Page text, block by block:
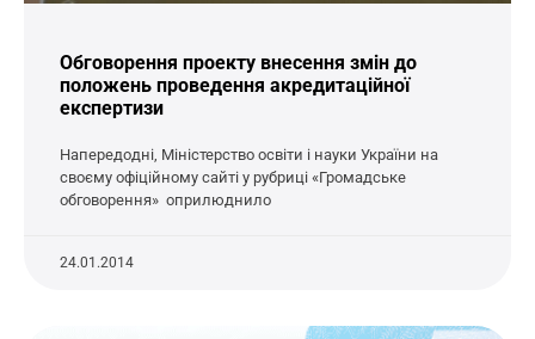
Обговорення проекту внесення змін до
положень проведення акредитаційної
експертизи
Напередодні, Міністерство освіти і науки України на
своєму офіційному сайті у рубриці «Громадське
обговорення» оприлюднило
24.01.2014